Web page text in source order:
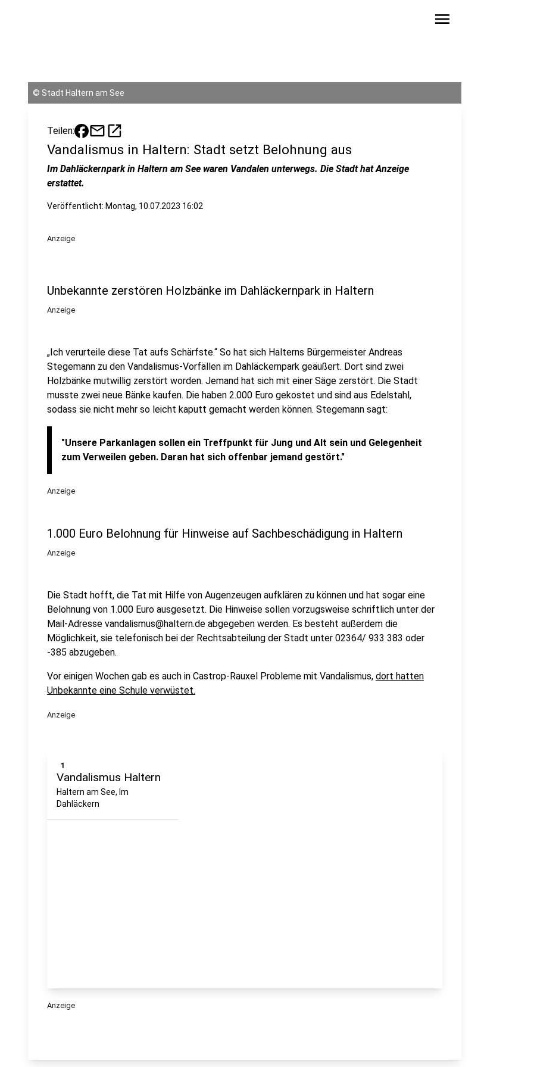
menu
© Stadt Haltern am See
Teilen: mailopen_in_new
Vandalismus in Haltern: Stadt setzt Belohnung aus
Im Dahläckernpark in Haltern am See waren Vandalen unterwegs. Die Stadt hat Anzeige
erstattet.
Veröffentlicht: Montag, 10.07.2023 16:02
Anzeige
Unbekannte zerstören Holzbänke im Dahläckernpark in Haltern
Anzeige
„Ich verurteile diese Tat aufs Schärfste.“ So hat sich Halterns Bürgermeister Andreas
Stegemann zu den Vandalismus-Vorfällen im Dahläckernpark geäußert. Dort sind zwei
Holzbänke mutwillig zerstört worden. Jemand hat sich mit einer Säge zerstört. Die Stadt
musste zwei neue Bänke kaufen. Die haben 2.000 Euro gekostet und sind aus Edelstahl,
sodass sie nicht mehr so leicht kaputt gemacht werden können. Stegemann sagt:
"Unsere Parkanlagen sollen ein Treffpunkt für Jung und Alt sein und Gelegenheit
zum Verweilen geben. Daran hat sich offenbar jemand gestört."
Anzeige
1.000 Euro Belohnung für Hinweise auf Sachbeschädigung in Haltern
Anzeige
Die Stadt hofft, die Tat mit Hilfe von Augenzeugen aufklären zu können und hat sogar eine
Belohnung von 1.000 Euro ausgesetzt. Die Hinweise sollen vorzugsweise schriftlich unter der
Mail-Adresse vandalismus@haltern.de abgegeben werden. Es besteht außerdem die
Möglichkeit, sie telefonisch bei der Rechtsabteilung der Stadt unter 02364/ 933 383 oder
-385 abzugeben.
Vor einigen Wochen gab es auch in Castrop-Rauxel Probleme mit Vandalismus, dort hatten
Unbekannte eine Schule verwüstet.
Anzeige
1
Vandalismus Haltern
Haltern am See, Im
Dahläckern
Anzeige